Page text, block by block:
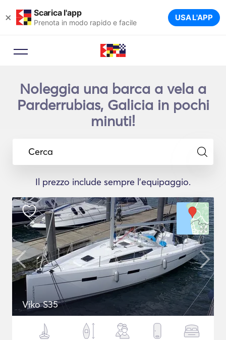
× Scarica l'app
Prenota in modo rapido e facile USA L'APP
Noleggia una barca a vela a
Parderrubias, Galicia in pochi
minuti!
Cerca
Il prezzo include sempre l'equipaggio.
Viko S35